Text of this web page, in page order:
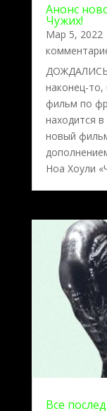
Анонс
Чужих!
Мар 5, 2022
наконец-
фильм по
находится
новый
Ноа Хоули
Все